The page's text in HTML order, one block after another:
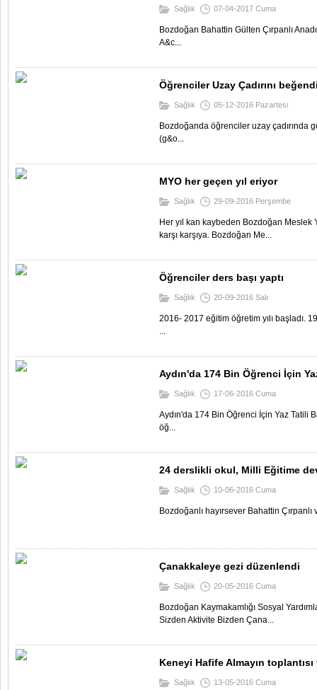
Sağlık 07-04-2017 Cuma
Bozdoğan Bahattin Gülten Çırpanlı
A&c...
Öğrenciler Uzay Çadırını
Sağlık 05-12-2016 Pazartesi
Bozdoğanda öğrenciler uzay çadırında
(g&o...
MYO her geçen yıl eriyor
Sağlık 29-09-2016 Perşembe
Her yıl kan kaybeden Bozdoğan
karşı karşıya. Bozdoğan Me...
Öğrenciler ders başı yaptı
Sağlık 20-09-2016 Salı
2016- 2017 eğitim öğretim yılı başladı.
...
Aydın'da 174 Bin Öğrenci İçin
Sağlık 17-06-2016 Cuma
Aydın'da 174 Bin Öğrenci İçin Yaz Tatili
öğ...
24 derslikli okul, Milli Eğitime
Sağlık 10-06-2016 Cuma
Bozdoğanlı hayırsever Bahattin Çırpanlı
Çanakkaleye gezi düzenlendi
Sağlık 20-05-2016 Cuma
Bozdoğan Kaymakamlığı Sosyal
Sizden Aktivite Bizden Çana...
Keneyi Hafife Almayın toplantısı
Sağlık 13-05-2016 Cuma